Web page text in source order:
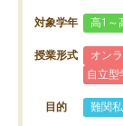
対象学年 高1～
授業形式 オン
自立型
目的 難関